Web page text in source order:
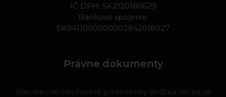
IČ DPH: SK2120186629
Bankové spojenie:
SK9411000000002942018027
Právne dokumenty
Všeobecné obchodné podmienky (Krátka verzia sa